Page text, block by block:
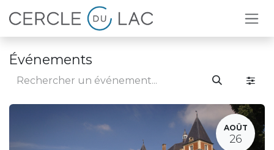
Se rendre au contenu
Événements
AOÛT
26